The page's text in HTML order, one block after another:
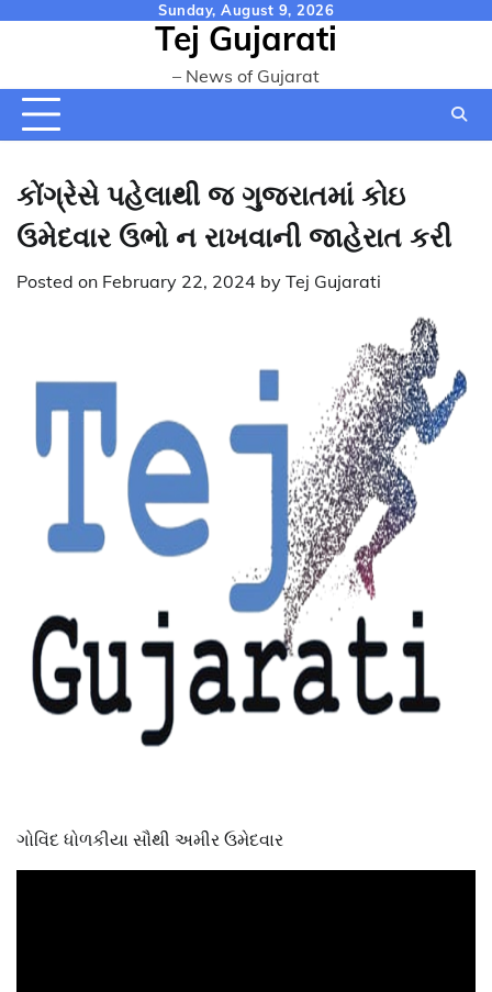
Sunday, August 9, 2026
Tej Gujarati
– News of Gujarat
કોંગ્રેસે પહેલાથી જ ગુજરાતમાં કોઇ
ઉમેદવાર ઉભો ન રાખવાની જાહેરાત કરી
Posted on February 22, 2024 by Tej Gujarati
ગોવિંદ ધોળકીયા સૌથી અમીર ઉમેદવાર